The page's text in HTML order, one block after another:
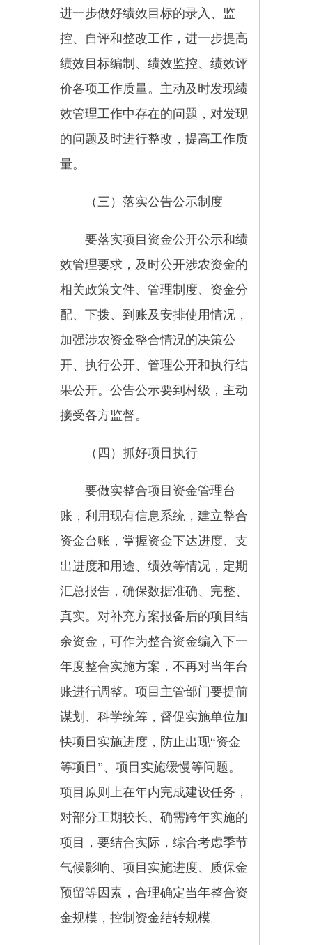
各部门要全面把握“三农”工作
的新要求，围绕巩固拓展脱贫攻坚
成果和乡村振兴确定的任务，按
照“中央统筹、省负总责、市县抓
落实”的工作机制，进一步完善涉
实职责分工，形成工作合力，深入
推进，确保各项措施落实到位。
（一）相关部门的责任。县财
贫县涉农资金整合工作的管理，建
立健全各项管理制度。财政部门按
政策规定及时分配下达资金，乡村
振兴部门牵头商行业主管部门编报
统筹整合使用涉农资金实施方案，
组织联合会审及实施方案报备的相
关工作，加强资金监管，其中，财
目是否源自项目库，建设内容、建
理。各主管部门要严格执行涉农资
金整合政策规定，加强对口项目的
编制、申报、实施、绩效监管等指
导工作。
（二）强化部门主体责任。项
目建设单位是涉农资金整合的实施
主体，承担主体责任。县乡村振兴
领导小组要切实发挥领导协调作
用，把统筹整合使用涉农资金纳入
和监管机制，建立健全运行协调工
作机制；加强项目库建设，组织编
报相关规划、方案、统计报表和相
关信息资料的编报工作，对所报方
案和汇总表的真实性、一致性负
责，完成信息系统录入工作；做好
相关变化情况按规定报备；将整合